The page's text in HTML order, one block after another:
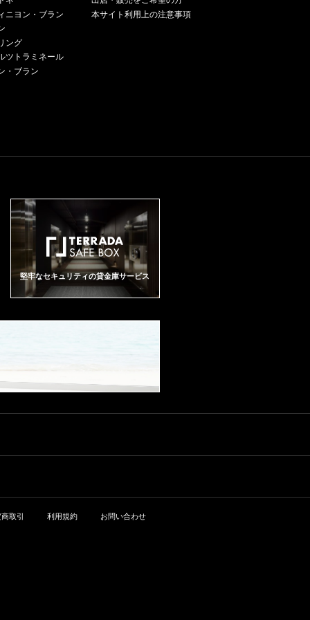
っていきます。 - アントニオ・ガ
頃：2030年～2050年 メルロー1
成されていますが、そのテクス
チャーは驚くほど官能的でベル
ベットのような滑らかさを保っ
ています。セラーで数年熟成さ
せると、さらに驚くような味わ
いを披露してくれることでしょ
う。 公開日：2026年4月10日
aing 香り高く洗練された2023年
産のラ・フルール・ペトリュス
ち、新樽の香りはほとんど感じ
ふれる余韻で締めくくられま
日前に至って初めて、適度な水
われた。「ライジング・サン」
情報■ 収量：39 hL/ha、熟成期
びマグナムボトル813本 総酸
度：4.09g/L、pH：3.13 アルコ
ール度数：13.71度 / ラベル表示
14度 Le Petit Cheval Blanc シャ
トー・シュヴァル・ブラン ル・
プティ・シュヴァル 生産地：フ
ランス ボルドー サン・テミリオ
ン 原産地呼称：AOC. SAINT EMI
LION ブドウ品種：ソーヴィニヨ
アルコール度数：14.0% 味わ
2021 Le Petit Cheval (Blanc) is f
nd, all framed by brisk acids and
and 20% Semillon. It aged for 22
ood uprights. What a wine! - By A
で1日2回ルモンタージュを行
う。清澄のみ。 熟成：バリック
u Aux Echanges アルノー・バイ
い：赤ワイン 辛口 ミディアムボ
たものです。2021年は気温が低
ノー・モルテ ■テクニカル情報■
NIS MORTET Chambolle Musign
y 1er Cru Aux Beaux Bruns ドメ
ーヌ・ドニ・モルテ シャンボー
ル・ミュジニー 1er オー・ボ
ー・ブリュン 生産地：フランス
ブルゴーニュ コート・ド・ニュ
イ シャンボール・ミュジニー 原
産地呼称：AOC. CHAMBOLLE
MUSIGNY ぶどう品種：ピノ・ノ
3.0% 味わい：赤ワイン 辛口 ミ
ES SENTIERS ルシアン・ル・モ
ワンヌ シャンボール・ミュジニ
ド・ニュイ シャンボール・ミュ
る。100％除梗、垂直プレス機に
よるフリーランジュースのみを
ど醸造はヴォギュエ流に行われ
クリュ ミュジニーの北西に位置
級畑のような温かさ、両方の良
いところを持ち合わせる。タン
ニンが極めてきめ細かく、高い
凝縮度があり、非常に余韻が長
い。なんとも言えないフィネス
を感じるワイン。 FRANCOIS MI
LLET&FILS CHAMBOLLE MUSI
ソワ・ミエ・エ・フィス シャン
ニュ コート・ド・ニュイ シャン
称：AOC. CHAMBOLLE MUSIG
NY ぶどう品種：ピノ・ノワール
がとられている。 アルノーの時
である。 「シャンボール・ミュ
ジニー 1er オー・ボー・ブリュ
ン」は、村の下のほうに位置す
る1級畑だが、小石が多く、石灰
質が強いため水はけは良好。赤
い果実の香りが華やかで、しな
やかでシルキーなテクスチャー
をもつワイン。アルノーが造る
ようになり、よりテロワールの
れでも彼は品質に大変満足して
ームで収穫を行い、ワインの抽
の量を失うかもしれないが、よ
りデリケートな果汁と硬いタン
ニヨン・ブラン
ング
ツトラミネール
・ブラン
本サイト利用上の注意事項
堅牢なセキュリティの貸金庫サービス
取引 利用規約 お問い合わせ